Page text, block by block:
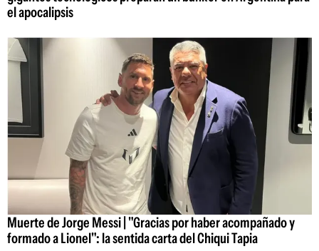
el apocalipsis
Muerte de Jorge Messi | "Gracias por haber acompañado y
formado a Lionel": la sentida carta del Chiqui Tapia